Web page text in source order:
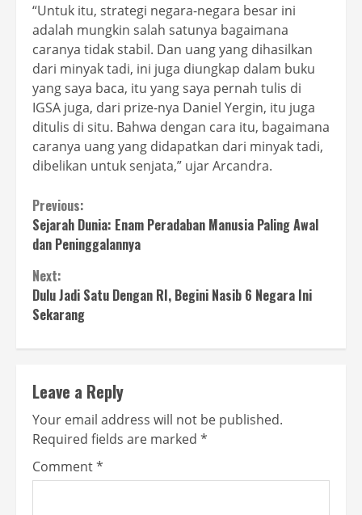
“Untuk itu, strategi negara-negara besar ini
adalah mungkin salah satunya bagaimana
caranya tidak stabil. Dan uang yang dihasilkan
dari minyak tadi, ini juga diungkap dalam buku
yang saya baca, itu yang saya pernah tulis di
IGSA juga, dari prize-nya Daniel Yergin, itu juga
ditulis di situ. Bahwa dengan cara itu, bagaimana
caranya uang yang didapatkan dari minyak tadi,
dibelikan untuk senjata,” ujar Arcandra.
Continue
Reading
Previous:
Sejarah Dunia: Enam Peradaban Manusia Paling Awal
dan Peninggalannya
Next:
Dulu Jadi Satu Dengan RI, Begini Nasib 6 Negara Ini
Sekarang
Leave a Reply
Your email address will not be published.
Required fields are marked *
Comment*